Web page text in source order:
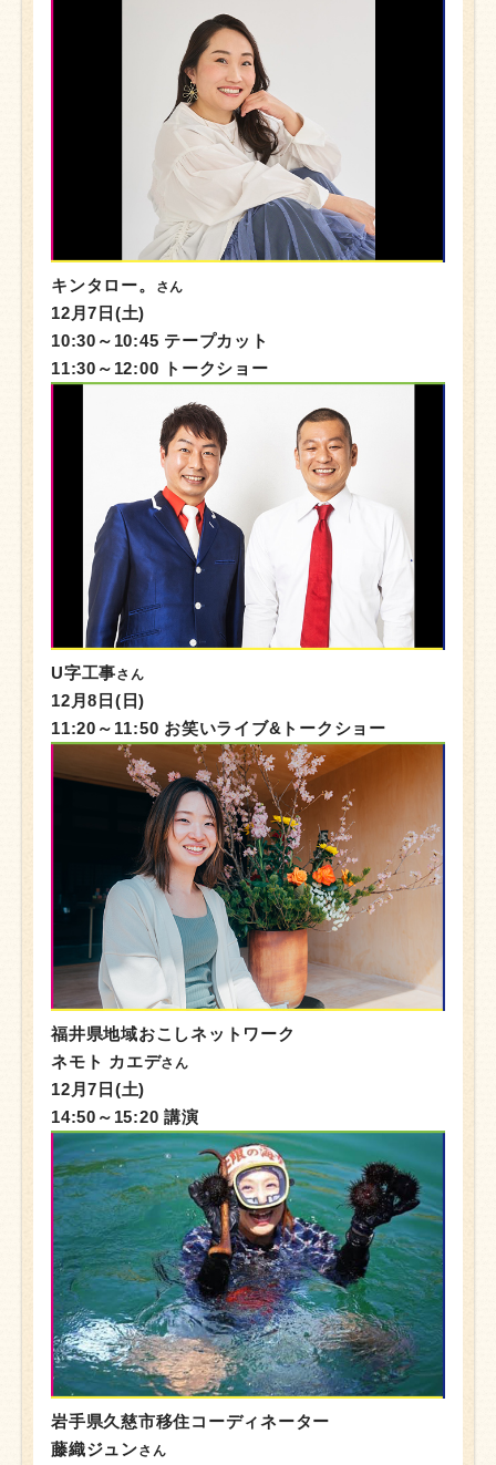
キンタロー。 さん
12月7日(土)
10:30～10:45 テープカット
11:30～12:00 トークショー
U字工事さん
12月8日(日)
11:20～11:50 お笑いライブ&トークショー
福井県地域おこしネットワーク
ネモト カエデさん
12月7日(土)
14:50～15:20 講演
岩手県久慈市移住コーディネーター
藤織ジュンさん